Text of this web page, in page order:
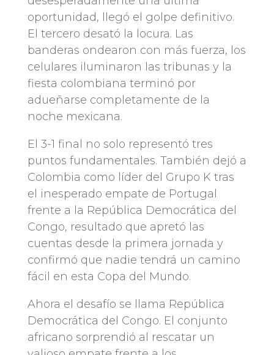
oportunidad, llegó el golpe definitivo.
El tercero desató la locura. Las
banderas ondearon con más fuerza, los
celulares iluminaron las tribunas y la
fiesta colombiana terminó por
adueñarse completamente de la
noche mexicana.
El 3-1 final no solo representó tres
puntos fundamentales. También dejó a
Colombia como líder del Grupo K tras
el inesperado empate de Portugal
frente a la República Democrática del
Congo, resultado que apretó las
cuentas desde la primera jornada y
confirmó que nadie tendrá un camino
fácil en esta Copa del Mundo.
Ahora el desafío se llama República
Democrática del Congo. El conjunto
africano sorprendió al rescatar un